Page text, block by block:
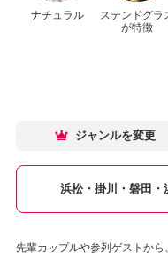
ナチュラル
ステンドグラ
が特徴
ジャンルを変更
浜松・掛川・磐田・
先輩カップルや参列ゲストか